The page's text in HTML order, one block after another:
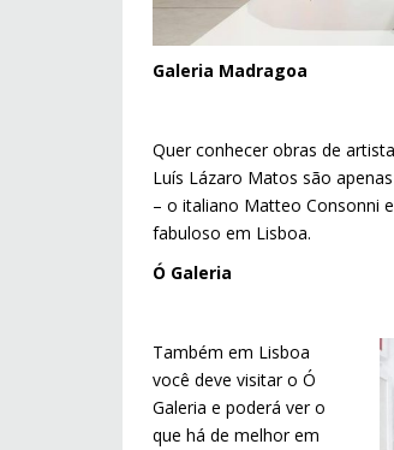
Galeria Madragoa
Quer conhecer obras de
Luís Lázaro Matos são
– o italiano Matteo Consonni
fabuloso em Lisboa.
Ó Galeria
Também em Lisboa
você deve visitar o Ó
Galeria e poderá ver o
que há de melhor em